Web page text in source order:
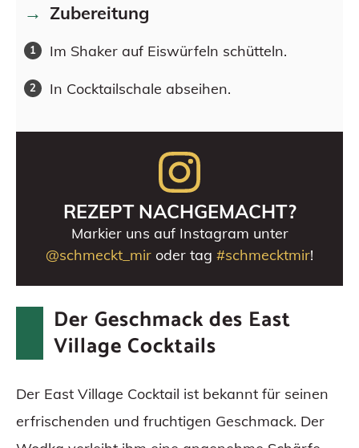
Zubereitung
Im Shaker auf Eiswürfeln schütteln.
In Cocktailschale abseihen.
REZEPT NACHGEMACHT?
Markier uns auf Instagram unter
@schmeckt_mir oder tag #schmecktmir!
Der Geschmack des East
Village Cocktails
Der East Village Cocktail ist bekannt für seinen
erfrischenden und fruchtigen Geschmack. Der